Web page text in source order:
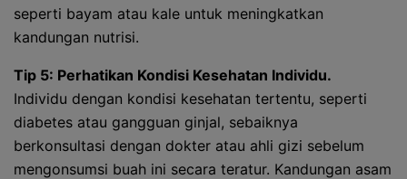
seperti bayam atau kale untuk meningkatkan
kandungan nutrisi.
Tip 5: Perhatikan Kondisi Kesehatan Individu.
Individu dengan kondisi kesehatan tertentu, seperti
diabetes atau gangguan ginjal, sebaiknya
berkonsultasi dengan dokter atau ahli gizi sebelum
mengonsumsi buah ini secara teratur. Kandungan asam